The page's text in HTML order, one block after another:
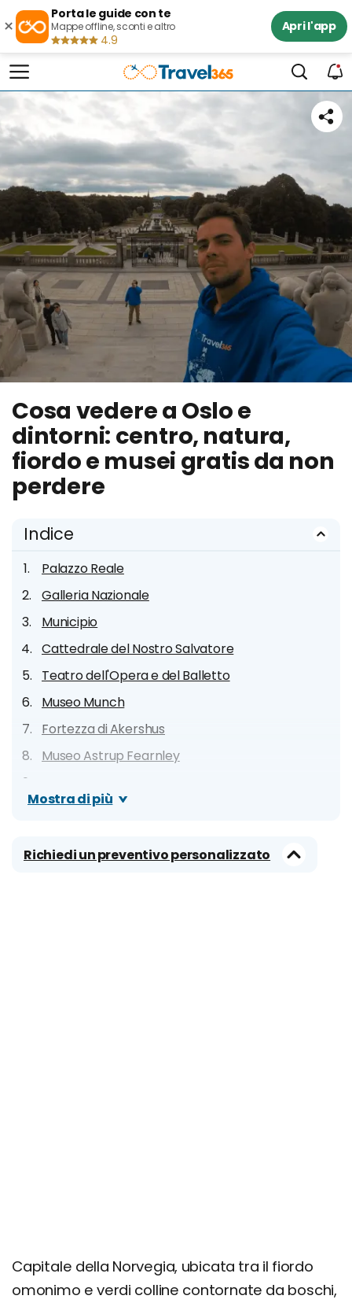
×
Porta le guide con te
Mappe offline, sconti e altro
4.9
Apri l'app
Cosa vedere a Oslo e
dintorni: centro, natura,
fiordo e musei gratis da non
perdere
Indice
Palazzo Reale
Galleria Nazionale
Municipio
Cattedrale del Nostro Salvatore
Teatro dell'Opera e del Balletto
Museo Munch
Fortezza di Akershus
Museo Astrup Fearnley
Museo delle Navi Vichinghe
Parco di Vigeland
Mostra di più
Richiedi un preventivo personalizzato
Capitale della Norvegia, ubicata tra il fiordo
omonimo e verdi colline contornate da boschi,